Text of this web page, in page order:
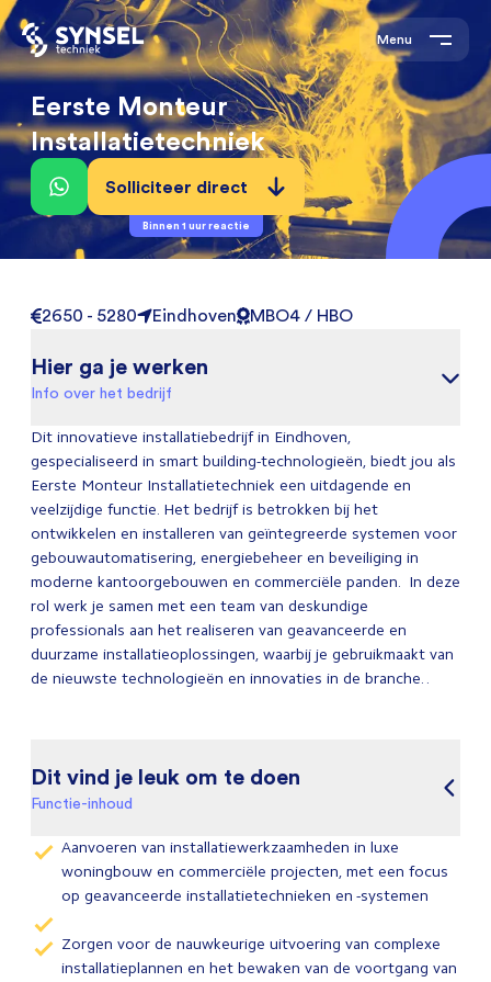
Menu
Eerste Monteur
Installatietechniek
Solliciteer direct
Binnen 1 uur reactie
2650 - 5280 Eindhoven MBO4 / HBO
Hier ga je werken
Info over het bedrijf
Dit innovatieve installatiebedrijf in Eindhoven,
gespecialiseerd in smart building-technologieën, biedt jou als
Eerste Monteur Installatietechniek een uitdagende en
veelzijdige functie. Het bedrijf is betrokken bij het
ontwikkelen en installeren van geïntegreerde systemen voor
gebouwautomatisering, energiebeheer en beveiliging in
moderne kantoorgebouwen en commerciële panden. In deze
rol werk je samen met een team van deskundige
professionals aan het realiseren van geavanceerde en
duurzame installatieoplossingen, waarbij je gebruikmaakt van
de nieuwste technologieën en innovaties in de branche. .
Dit vind je leuk om te doen
Functie-inhoud
Aanvoeren van installatiewerkzaamheden in luxe
woningbouw en commerciële projecten, met een focus
op geavanceerde installatietechnieken en -systemen
Zorgen voor de nauwkeurige uitvoering van complexe
installatieplannen en het bewaken van de voortgang van